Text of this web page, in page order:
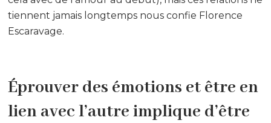
tiennent jamais longtemps nous confie Florence
Escaravage.
Éprouver des émotions et être en
lien avec l’autre implique d’être